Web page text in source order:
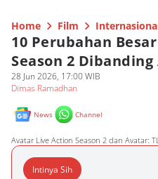
Home Film
10 Perubahan
Season 2
28 Jun 2026, 17:00 WIB
Dimas Ramadhan
News Channel
Avatar Live Action Season 2 dan Avatar:
Intinya Sih